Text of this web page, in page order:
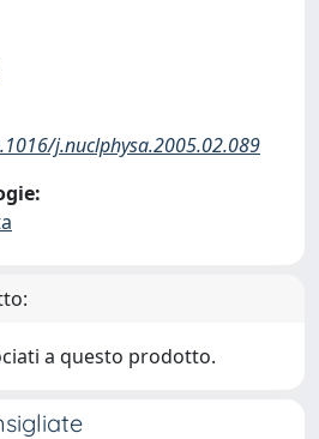
j.nuclphysa.2005.02.089
a questo prodotto.